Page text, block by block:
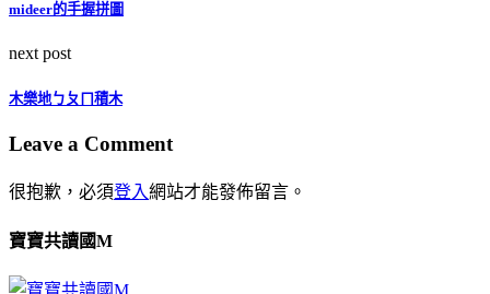
mideer的手握拼圖
next post
木樂地ㄅㄆㄇ積木
Leave a Comment
很抱歉，必須登入網站才能發佈留言。
寶寶共讀國M